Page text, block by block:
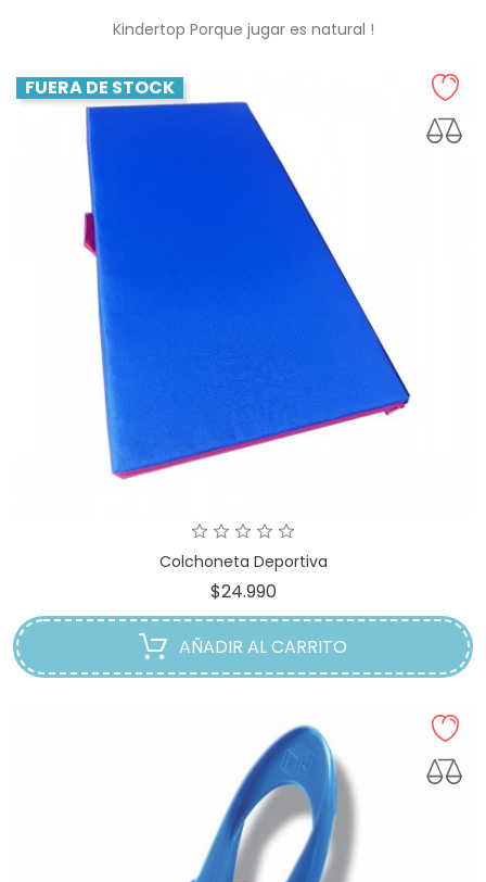
Kindertop Porque jugar es natural !
FUERA DE STOCK
Colchoneta Deportiva
$24.990Precio
AÑADIR AL CARRITO